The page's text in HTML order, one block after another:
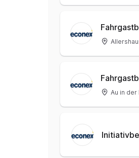
Au in der